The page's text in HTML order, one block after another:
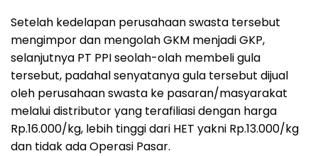
Setelah kedelapan perusahaan swasta tersebut
mengimpor dan mengolah GKM menjadi GKP,
selanjutnya PT PPI seolah-olah membeli gula
tersebut, padahal senyatanya gula tersebut dijual
oleh perusahaan swasta ke pasaran/masyarakat
melalui distributor yang terafiliasi dengan harga
Rp.16.000/kg, lebih tinggi dari HET yakni Rp.13.000/kg
dan tidak ada Operasi Pasar.